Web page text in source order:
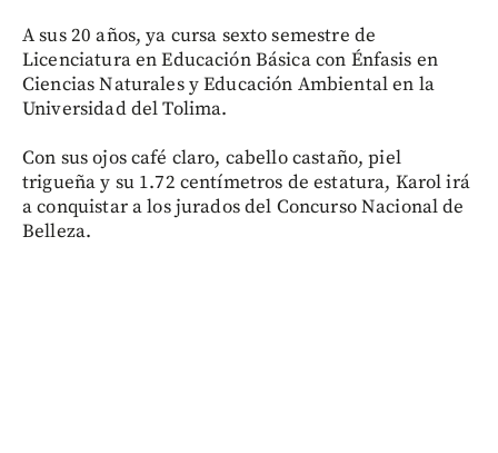
A sus 20 años, ya cursa sexto semestre de
Licenciatura en Educación Básica con Énfasis en
Ciencias Naturales y Educación Ambiental en la
Universidad del Tolima.
Con sus ojos café claro, cabello castaño, piel
trigueña y su 1.72 centímetros de estatura, Karol irá
a conquistar a los jurados del Concurso Nacional de
Belleza.